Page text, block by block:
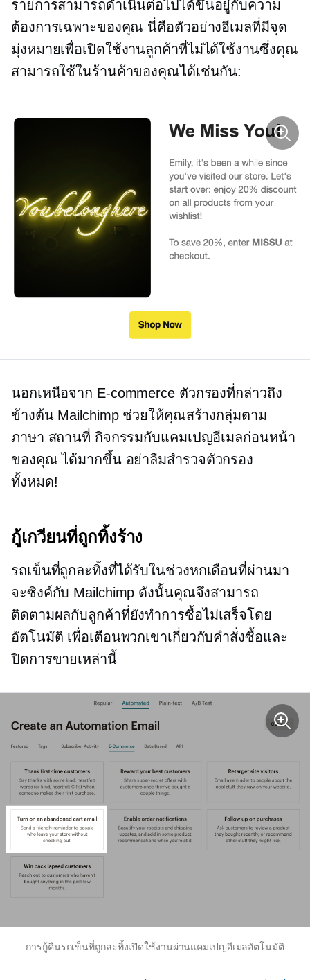
รายการสามารถดำเนินต่อไปได้ขึ้นอยู่กับความ
ต้องการเฉพาะของคุณ นี่คือตัวอย่างอีเมลที่มีจุด
มุ่งหมายเพื่อเปิดใช้งานลูกค้าที่ไม่ได้ใช้งานซึ่งคุณ
สามารถใช้ในร้านค้าของคุณได้เช่นกัน:
นอกเหนือจาก E-commerceตัวกรองที่กล่าวถึง
ข้างต้น Mailchimp ช่วยให้คุณสร้างกลุ่มตาม
ภาษา สถานที่ กิจกรรมกับแคมเปญอีเมลก่อนหน้า
ของคุณ ได้มากขึ้น อย่าลืมสำรวจตัวกรอง
ทั้งหมด!
กู้เกวียนที่ถูกทิ้งร้าง
รถเข็นที่ถูกละทิ้งที่ได้รับในช่วงหกเดือนที่ผ่านมา
จะซิงค์กับ Mailchimp ดังนั้นคุณจึงสามารถ
ติดตามผลกับลูกค้าที่ยังทำการซื้อไม่เสร็จโดย
อัตโนมัติ เพื่อเตือนพวกเขาเกี่ยวกับคำสั่งซื้อและ
ปิดการขายเหล่านี้
การกู้คืนรถเข็นที่ถูกละทิ้งเปิดใช้งานผ่านแคมเปญอีเมลอัตโนมัติ